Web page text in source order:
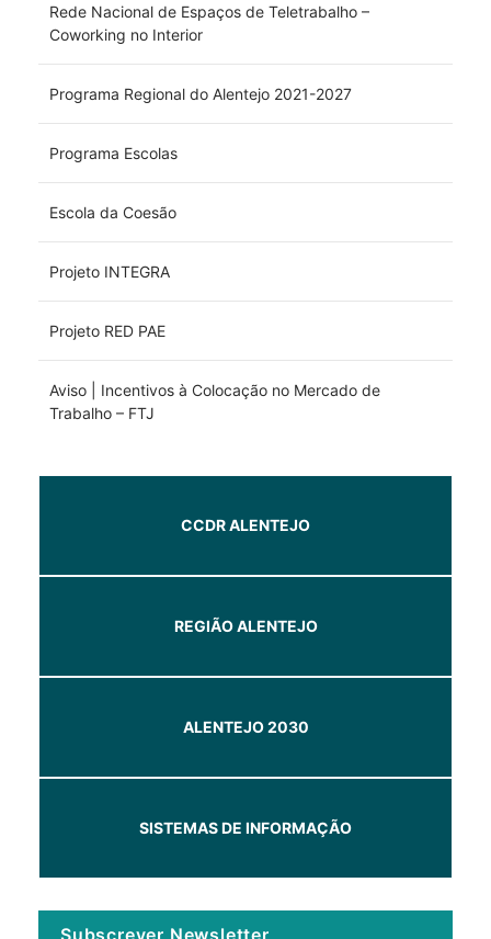
Rede Nacional de Espaços de Teletrabalho –
Coworking no Interior
Programa Regional do Alentejo 2021-2027
Programa Escolas
Escola da Coesão
Projeto INTEGRA
Projeto RED PAE
Aviso | Incentivos à Colocação no Mercado de
Trabalho – FTJ
CCDR ALENTEJO
REGIÃO ALENTEJO
ALENTEJO 2030
SISTEMAS DE INFORMAÇÃO
Subscrever Newsletter